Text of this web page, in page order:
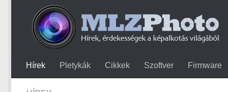
Hírek Pletykák Cikkek Szoftver Firmware